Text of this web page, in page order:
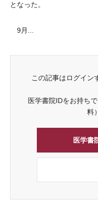
となった。
9月...
この記事はログイン
医学書院IDをお持ち
料
医学書